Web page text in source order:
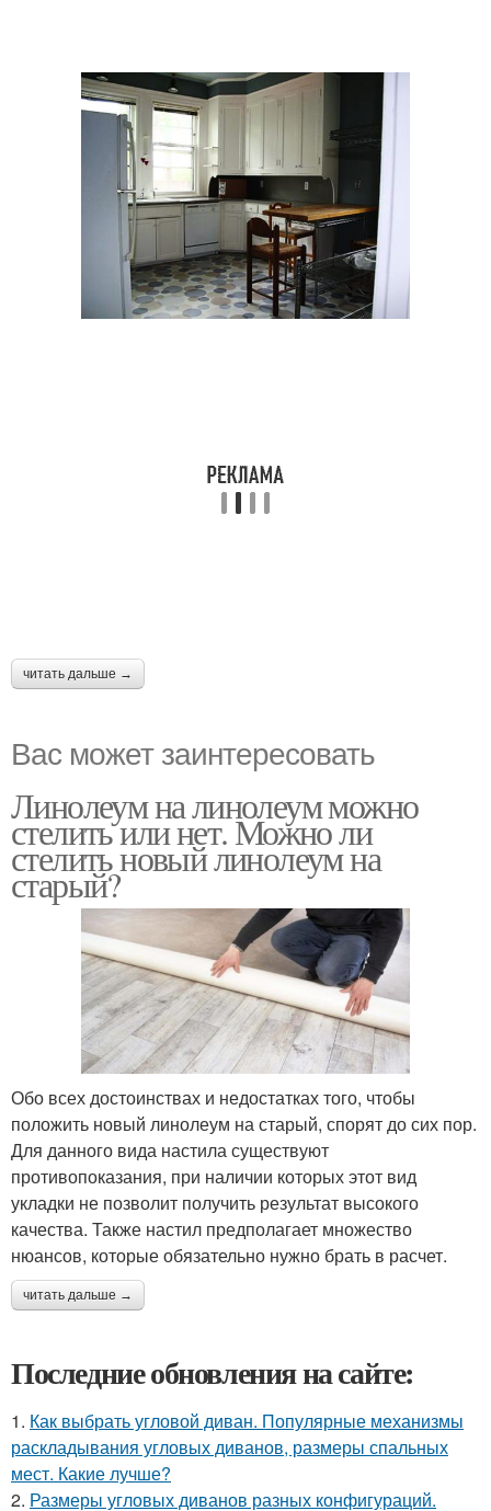
читать дальше →
Вас может заинтересовать
Линолеум на линолеум можно
стелить или нет. Можно ли
стелить новый линолеум на
старый?
Обо всех достоинствах и недостатках того, чтобы
положить новый линолеум на старый, спорят до сих пор.
Для данного вида настила существуют
противопоказания, при наличии которых этот вид
укладки не позволит получить результат высокого
качества. Также настил предполагает множество
нюансов, которые обязательно нужно брать в расчет.
читать дальше →
Последние обновления на сайте:
1. Как выбрать угловой диван. Популярные механизмы
раскладывания угловых диванов, размеры спальных
мест. Какие лучше?
2. Размеры угловых диванов разных конфигураций.